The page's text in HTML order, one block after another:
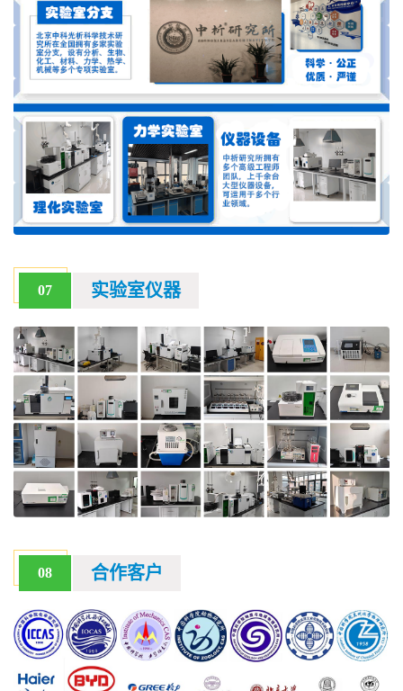
07 实验室仪器
08 合作客户